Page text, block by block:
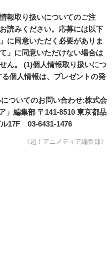
報取り扱いについてのご注
読みください。応募には以下
に同意いただく必要がありま
」に同意いただけない場合は
ん。 (1)個人情報取り扱いにつ
個人情報は、プレゼントの発
ついてのお問い合わせ:株式会
」編集部 〒141-8510 東京都品
17F 03-6431-1476
《超！アニメディア編集部》